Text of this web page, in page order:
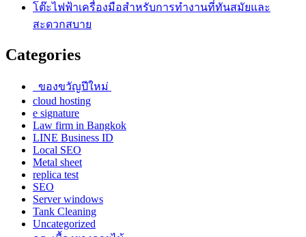
โต๊ะไฟฟ้าเครื่องมือสำหรับการทำงานที่ทันสมัยและ
สะดวกสบาย
Categories
ของขวัญปีใหม่
cloud hosting
e signature
Law firm in Bangkok
LINE Business ID
Local SEO
Metal sheet
replica test
SEO
Server windows
Tank Cleaning
Uncategorized